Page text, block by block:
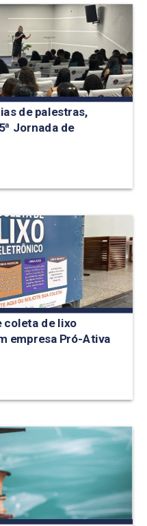
de palestras,
Jornada de
coleta de lixo
empresa Pró-Ativa